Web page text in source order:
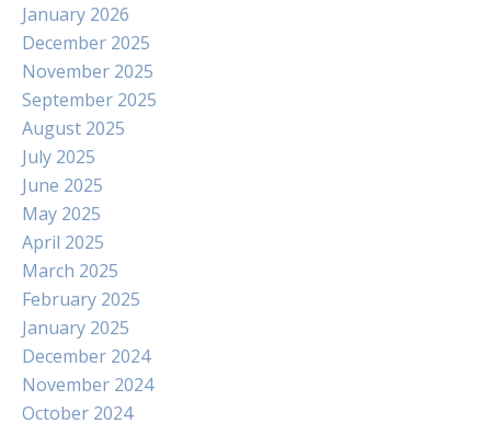
January 2026
December 2025
November 2025
September 2025
August 2025
July 2025
June 2025
May 2025
April 2025
March 2025
February 2025
January 2025
December 2024
November 2024
October 2024